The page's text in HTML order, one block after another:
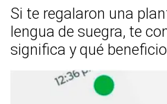
Si te regalaron una
lengua de suegra, te
significa y qué